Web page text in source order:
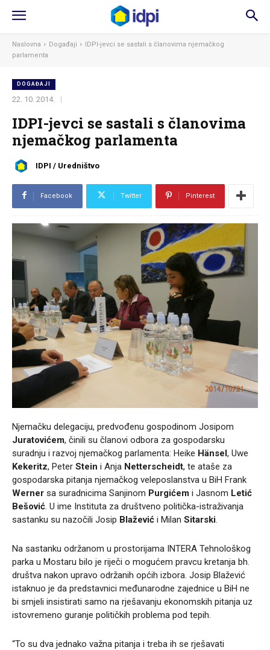
Naslovna Događaji
IDPI-jevci se sastali s članovima njemačkog
parlamenta
DOGAĐAJI
22. 10. 2014.
IDPI-jevci se sastali s članovima
njemačkog parlamenta
IDPI / Uredništvo
Facebook Twitter Pinterest
Njemačku delegaciju, predvođenu gospodinom Josipom
Juratovićem, činili su članovi odbora za gospodarsku
suradnju i razvoj njemačkog parlamenta: Heike Hänsel, Uwe
Kekeritz, Peter Stein i Anja Netterscheidt, te ataše za
gospodarska pitanja njemačkog veleposlanstva u BiH Frank
Werner sa suradnicima Sanjinom Purgićem i Jasnom Letić
Bešović . U ime Instituta za društveno politička-istraživanja
sastanku su nazočili Josip Blažević i Milan Sitarski
Na sastanku održanom u prostorijama INTERA Tehnološkog
parka u Mostaru bilo je riječi o mogućem pravcu kretanja bh.
društva nakon upravo održanih općih izbora. Josip Blažević
istaknuo je da predstavnici međunarodne zajednice u BiH ne
bi smjeli insistirati samo na rješavanju ekonomskih pitanja uz
istovremeno guranje političkih problema pod tepih.
“To su dva jednako važna pitanja i treba ih se rješavati